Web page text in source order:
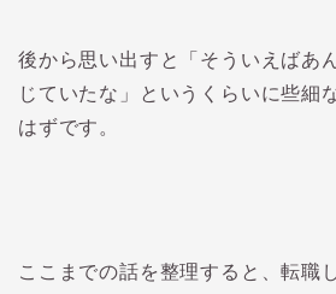
後から思い出すと「そういえばあ
じていたな」というくらいに些細
はずです。
ここまでの話を整理すると、転職